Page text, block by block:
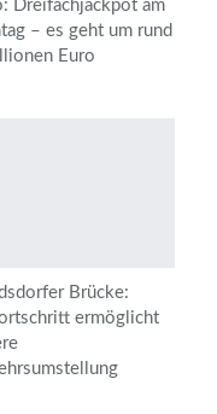
Dreifachjackpot am
– es geht um rund
Euro
Brücke:
ermöglicht